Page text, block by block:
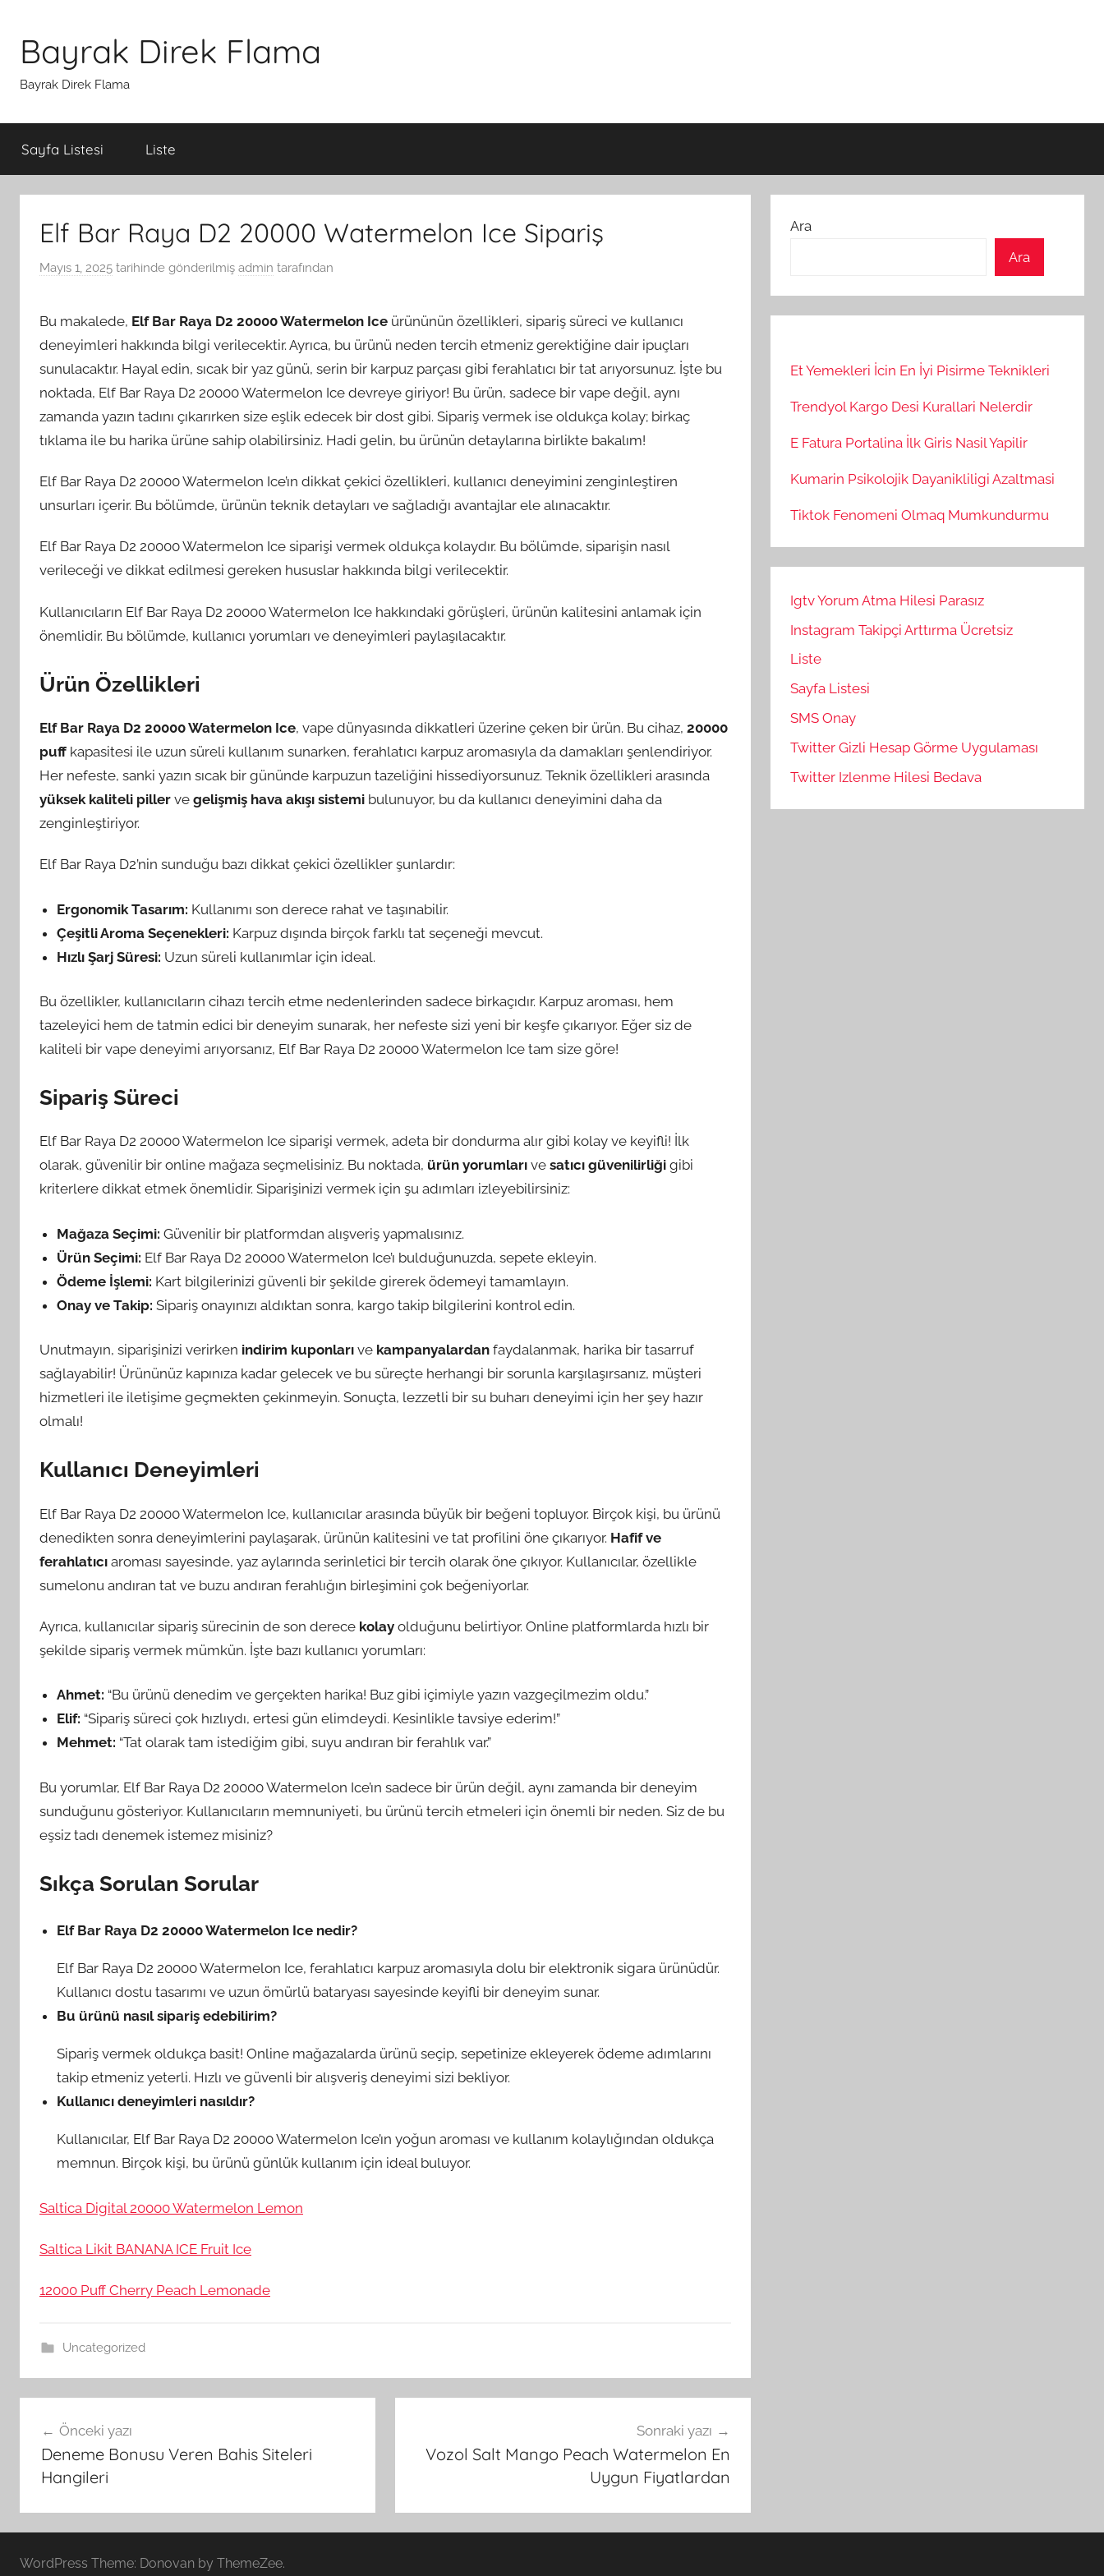
Bayrak Direk Flama
Bayrak Direk Flama
Sayfa Listesi Liste
Elf Bar Raya D2 20000 Watermelon Ice Sipariş
Mayıs 1, 2025 tarihinde gönderilmiş admin tarafından
Bu makalede, Elf Bar Raya D2 20000 Watermelon Ice ürününün özellikleri, sipariş süreci ve kullanıcı
deneyimleri hakkında bilgi verilecektir. Ayrıca, bu ürünü neden tercih etmeniz gerektiğine dair ipuçları
sunulacaktır. Hayal edin, sıcak bir yaz günü, serin bir karpuz parçası gibi ferahlatıcı bir tat arıyorsunuz. İşte bu
noktada, Elf Bar Raya D2 20000 Watermelon Ice devreye giriyor! Bu ürün, sadece bir vape değil, aynı
zamanda yazın tadını çıkarırken size eşlik edecek bir dost gibi. Sipariş vermek ise oldukça kolay; birkaç
tıklama ile bu harika ürüne sahip olabilirsiniz. Hadi gelin, bu ürünün detaylarına birlikte bakalım!
Elf Bar Raya D2 20000 Watermelon Ice’ın dikkat çekici özellikleri, kullanıcı deneyimini zenginleştiren
unsurları içerir. Bu bölümde, ürünün teknik detayları ve sağladığı avantajlar ele alınacaktır.
Elf Bar Raya D2 20000 Watermelon Ice siparişi vermek oldukça kolaydır. Bu bölümde, siparişin nasıl
verileceği ve dikkat edilmesi gereken hususlar hakkında bilgi verilecektir.
Kullanıcıların Elf Bar Raya D2 20000 Watermelon Ice hakkındaki görüşleri, ürünün kalitesini anlamak için
önemlidir. Bu bölümde, kullanıcı yorumları ve deneyimleri paylaşılacaktır.
Ürün Özellikleri
Elf Bar Raya D2 20000 Watermelon Ice, vape dünyasında dikkatleri üzerine çeken bir ürün. Bu cihaz, 20000
puff kapasitesi ile uzun süreli kullanım sunarken, ferahlatıcı karpuz aromasıyla da damakları şenlendiriyor.
Her nefeste, sanki yazın sıcak bir gününde karpuzun tazeliğini hissediyorsunuz. Teknik özellikleri arasında
yüksek kaliteli piller ve gelişmiş hava akışı sistemi bulunuyor, bu da kullanıcı deneyimini daha da
zenginleştiriyor.
Elf Bar Raya D2’nin sunduğu bazı dikkat çekici özellikler şunlardır:
Ergonomik Tasarım: Kullanımı son derece rahat ve taşınabilir.
Çeşitli Aroma Seçenekleri: Karpuz dışında birçok farklı tat seçeneği mevcut.
Hızlı Şarj Süresi: Uzun süreli kullanımlar için ideal.
Bu özellikler, kullanıcıların cihazı tercih etme nedenlerinden sadece birkaçıdır. Karpuz aroması, hem
tazeleyici hem de tatmin edici bir deneyim sunarak, her nefeste sizi yeni bir keşfe çıkarıyor. Eğer siz de
kaliteli bir vape deneyimi arıyorsanız, Elf Bar Raya D2 20000 Watermelon Ice tam size göre!
Sipariş Süreci
Elf Bar Raya D2 20000 Watermelon Ice siparişi vermek, adeta bir dondurma alır gibi kolay ve keyifli! İlk
olarak, güvenilir bir online mağaza seçmelisiniz. Bu noktada, ürün yorumları ve satıcı güvenilirliği gibi
kriterlere dikkat etmek önemlidir. Siparişinizi vermek için şu adımları izleyebilirsiniz:
Mağaza Seçimi: Güvenilir bir platformdan alışveriş yapmalısınız.
Ürün Seçimi: Elf Bar Raya D2 20000 Watermelon Ice’ı bulduğunuzda, sepete ekleyin.
Ödeme İşlemi: Kart bilgilerinizi güvenli bir şekilde girerek ödemeyi tamamlayın.
Onay ve Takip: Sipariş onayınızı aldıktan sonra, kargo takip bilgilerini kontrol edin.
Unutmayın, siparişinizi verirken indirim kuponları ve kampanyalardan faydalanmak, harika bir tasarruf
sağlayabilir! Ürününüz kapınıza kadar gelecek ve bu süreçte herhangi bir sorunla karşılaşırsanız, müşteri
hizmetleri ile iletişime geçmekten çekinmeyin. Sonuçta, lezzetli bir su buharı deneyimi için her şey hazır
olmalı!
Kullanıcı Deneyimleri
Elf Bar Raya D2 20000 Watermelon Ice, kullanıcılar arasında büyük bir beğeni topluyor. Birçok kişi, bu ürünü
denedikten sonra deneyimlerini paylaşarak, ürünün kalitesini ve tat profilini öne çıkarıyor. Hafif ve
ferahlatıcı aroması sayesinde, yaz aylarında serinletici bir tercih olarak öne çıkıyor. Kullanıcılar, özellikle
sumelonu andıran tat ve buzu andıran ferahlığın birleşimini çok beğeniyorlar.
Ayrıca, kullanıcılar sipariş sürecinin de son derece kolay olduğunu belirtiyor. Online platformlarda hızlı bir
şekilde sipariş vermek mümkün. İşte bazı kullanıcı yorumları:
Ahmet: “Bu ürünü denedim ve gerçekten harika! Buz gibi içimiyle yazın vazgeçilmezim oldu.”
Elif: “Sipariş süreci çok hızlıydı, ertesi gün elimdeydi. Kesinlikle tavsiye ederim!”
Mehmet: “Tat olarak tam istediğim gibi, suyu andıran bir ferahlık var.”
Bu yorumlar, Elf Bar Raya D2 20000 Watermelon Ice’ın sadece bir ürün değil, aynı zamanda bir deneyim
sunduğunu gösteriyor. Kullanıcıların memnuniyeti, bu ürünü tercih etmeleri için önemli bir neden. Siz de bu
eşsiz tadı denemek istemez misiniz?
Sıkça Sorulan Sorular
Elf Bar Raya D2 20000 Watermelon Ice nedir?
Elf Bar Raya D2 20000 Watermelon Ice, ferahlatıcı karpuz aromasıyla dolu bir elektronik sigara ürünüdür.
Kullanıcı dostu tasarımı ve uzun ömürlü bataryası sayesinde keyifli bir deneyim sunar.
Bu ürünü nasıl sipariş edebilirim?
Sipariş vermek oldukça basit! Online mağazalarda ürünü seçip, sepetinize ekleyerek ödeme adımlarını
takip etmeniz yeterli. Hızlı ve güvenli bir alışveriş deneyimi sizi bekliyor.
Kullanıcı deneyimleri nasıldır?
Kullanıcılar, Elf Bar Raya D2 20000 Watermelon Ice’ın yoğun aroması ve kullanım kolaylığından oldukça
memnun. Birçok kişi, bu ürünü günlük kullanım için ideal buluyor.
Saltica Digital 20000 Watermelon Lemon
Saltica Likit BANANA ICE Fruit Ice
12000 Puff Cherry Peach Lemonade
Uncategorized
gezinmesi
Önceki yazı
Deneme Bonusu Veren Bahis Siteleri
Hangileri
Sonraki yazı
Vozol Salt Mango Peach Watermelon En
Uygun Fiyatlardan
Ara
Ara
Et Yemekleri İcin En İyi Pisirme Teknikleri
Trendyol Kargo Desi Kurallari Nelerdir
E Fatura Portalina İlk Giris Nasil Yapilir
Kumarin Psikolojik Dayanikliligi Azaltmasi
Tiktok Fenomeni Olmaq Mumkundurmu
Igtv Yorum Atma Hilesi Parasız
Instagram Takipçi Arttırma Ücretsiz
Liste
Sayfa Listesi
SMS Onay
Twitter Gizli Hesap Görme Uygulaması
Twitter Izlenme Hilesi Bedava
WordPress Theme: Donovan by ThemeZee.